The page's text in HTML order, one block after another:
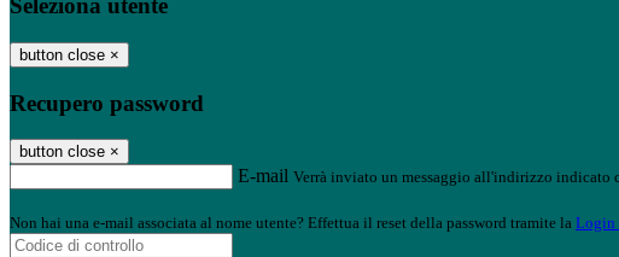
Seleziona utente
button close ×
Recupero password
button close ×
E-mail Verrà inviato un messaggio all'indirizzo indicato
Non hai una e-mail associata al nome utente? Effettua il reset della password tramite la Login